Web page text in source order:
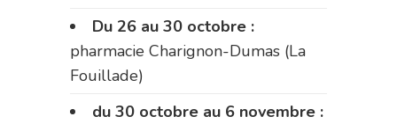
Du 26 au 30 octobre :
pharmacie Charignon-Dumas (La
Fouillade)
du 30 octobre au 6 novembre :